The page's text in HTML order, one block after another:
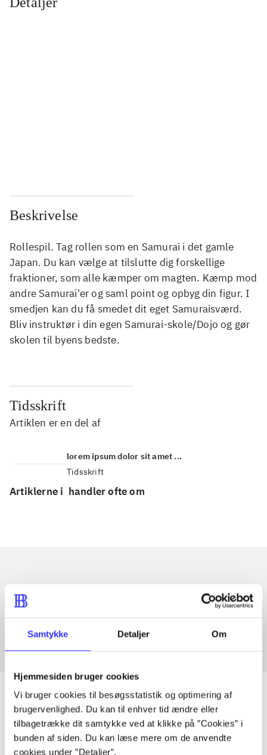
Samtykke Detaljer Om
Hjemmesiden bruger cookies
Vi bruger cookies til besøgsstatistik og optimering af
brugervenlighed. Du kan til enhver tid ændre eller
tilbagetrække dit samtykke ved at klikke på ”Cookies” i
bunden af siden. Du kan læse mere om de anvendte
cookies under ”Detaljer”.
Beskrivelse
Rollespil. Tag rollen som en Samurai i det gamle
Japan. Du kan vælge at tilslutte dig forskellige
fraktioner, som alle kæmper om magten. Kæmp mod
andre Samurai'er og saml point og opbyg din figur. I
smedjen kan du få smedet dit eget Samuraisværd.
Bliv instruktør i din egen Samurai-skole/Dojo og gør
skolen til byens bedste.
Tidsskrift
Artiklen er en del af
lorem ipsum dolor sit amet ...
Tidsskrift
Artiklerne i handler ofte om
Artikler med samme emner
Fra
Artikler
Alle registrerede artikler fordelt på udgivelser